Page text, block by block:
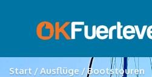
Start Ausflüge Bootstouren